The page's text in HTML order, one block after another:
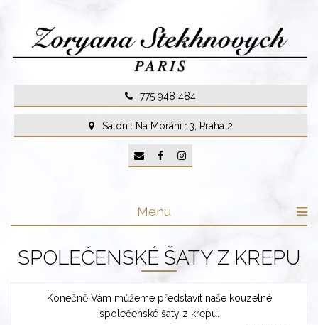
content
775 948 484
Salon : Na Moráni 13, Praha 2
Menu
SPOLEČENSKÉ ŠATY Z KREPU
Konečně Vám můžeme představit naše kouzelné
společenské šaty z krepu.